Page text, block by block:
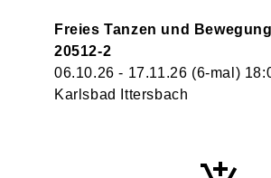
Freies Tanzen und
20512-2
06.10.26 - 17.11.26 (6-mal)
Karlsbad Ittersbach